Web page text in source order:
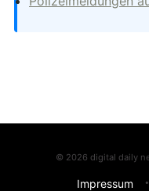
© 2026 digital daily
Impressum